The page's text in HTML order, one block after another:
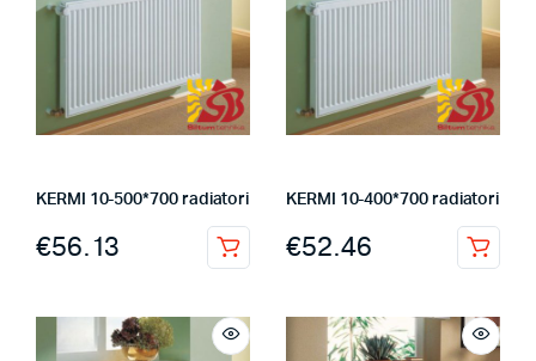
KERMI 10-500*700 radiatori
€56.13
KERMI 10-400*700 radiatori
€52.46